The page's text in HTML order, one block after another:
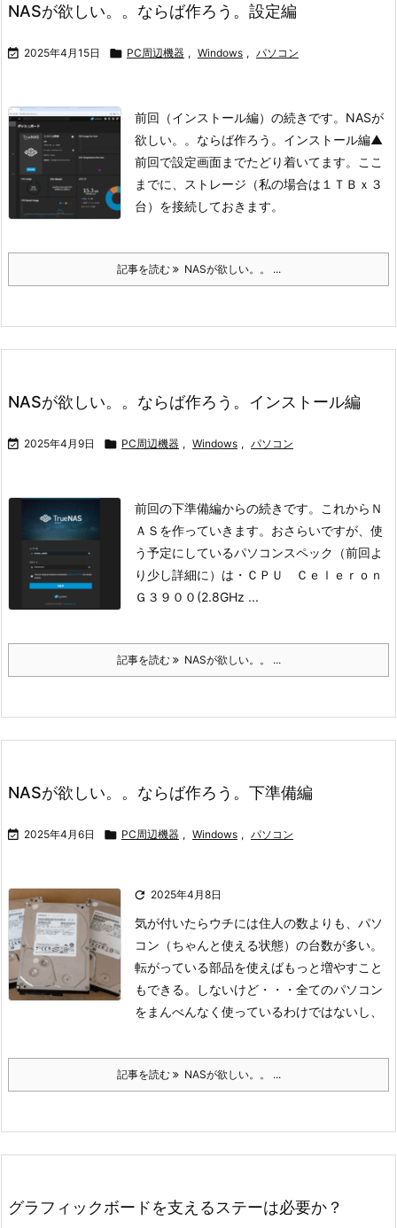
NASが欲しい。。ならば作ろう。設定編
 2025年4月15日  PC周辺機器 , Windows , パソコン
前回（インストール編）の続きです。NASが
欲しい。。ならば作ろう。インストール編▲
前回で設定画面までたどり着いてます。
ここ
までに、ストレージ（私の場合は１ＴＢｘ３
台）を接続しておきます。
記事を読む NASが欲しい。。 ...
NASが欲しい。。ならば作ろう。インストール編
 2025年4月9日  PC周辺機器 , Windows , パソコン
前回の下準備編からの続きです。
これからＮ
ＡＳを作っていきます。 おさらいですが、 使
う予定にしているパソコンスペック（前回よ
り少し詳細に）は ・ＣＰＵ Ｃｅｌｅｒｏｎ
Ｇ３９００(2.8GHz ...
記事を読む NASが欲しい。。 ...
NASが欲しい。。ならば作ろう。下準備編
 2025年4月6日  PC周辺機器 , Windows , パソコン
 2025年4月8日
気が付いたらウチには住人の数よりも、パソ
コン（ちゃんと使える状態）の台数が多い。
転がっている部品を使えばもっと増やすこと
もできる。しないけど・・・ 全てのパソコン
をまんべんなく使っているわけではないし、
記事を読む NASが欲しい。。 ...
グラフィックボードを支えるステーは必要か？